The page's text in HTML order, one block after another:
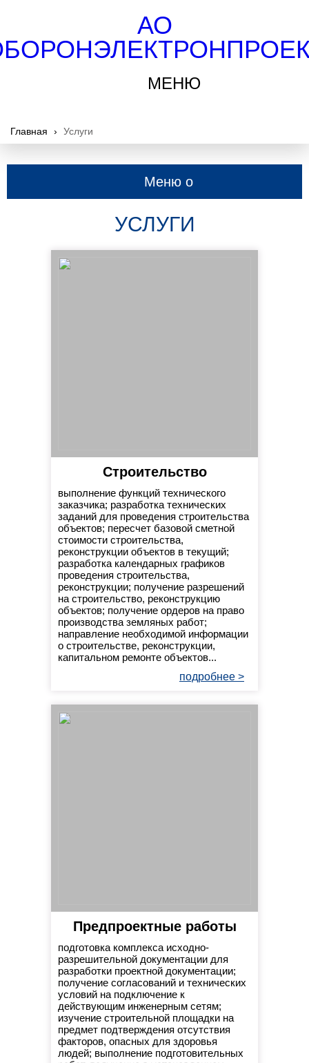
АО
МЕНЮ
Главная › Услуги
Меню о
компании
УСЛУГИ
Строительство
выполнение функций технического
заказчика; разработка технических
заданий для проведения строительства
объектов; пересчет базовой сметной
стоимости строительства,
реконструкции объектов в текущий;
разработка календарных графиков
проведения строительства,
реконструкции; получение разрешений
на строительство, реконструкцию
объектов; получение ордеров на право
производства земляных работ;
направление необходимой информации
о строительстве, реконструкции,
капитальном ремонте объектов...
подробнее >
Предпроектные работы
подготовка комплекса исходно-
разрешительной документации для
разработки проектной документации;
получение согласований и технических
условий на подключение к
действующим инженерным сетям;
изучение строительной площадки на
предмет подтверждения отсутствия
факторов, опасных для здоровья
людей; выполнение подготовительных